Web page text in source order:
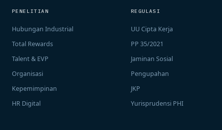
PENELITIAN
Hubungan Industrial
Total Rewards
Talent & EVP
Organisasi
Kepemimpinan
HR Digital
REGULASI
UU Cipta Kerja
PP 35/2021
Jaminan Sosial
Pengupahan
JKP
Yurisprudensi PHI